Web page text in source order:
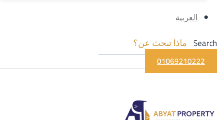
العربية
Search
01069210222